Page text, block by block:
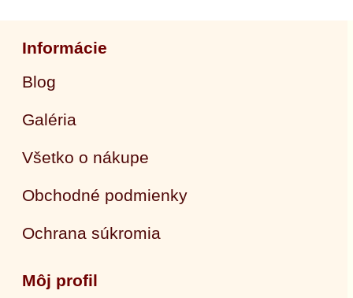
Informácie
Blog
Galéria
Všetko o nákupe
Obchodné podmienky
Ochrana súkromia
Môj profil